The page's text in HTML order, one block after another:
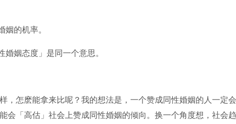
的机率。
姻态度」是同一个意思。
，怎麽能拿来比呢？我的想法是，一个赞成同性婚姻的人一定
会「高估」社会上赞成同性婚姻的倾向。换一个角度想，社会